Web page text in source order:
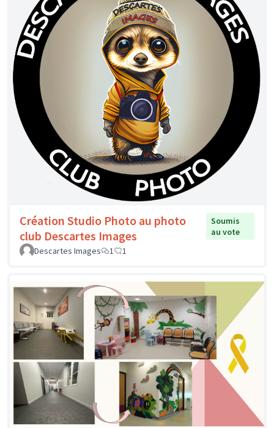
Création Studio Photo au photo
club Descartes Images
Soumis
au vote
Descartes Images
1 1